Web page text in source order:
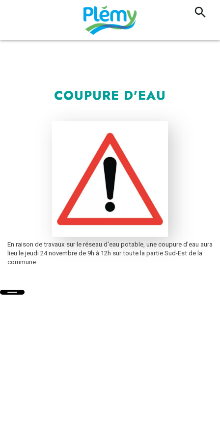
COUPURE D'EAU
En raison de travaux sur le réseau d'eau potable, une coupure d'eau aura
lieu le jeudi 24 novembre de 9h à 12h sur toute la partie Sud-Est de la
commune.